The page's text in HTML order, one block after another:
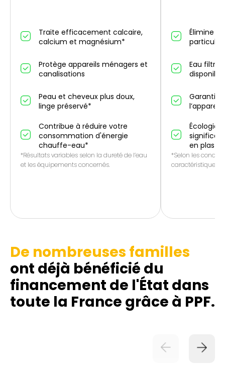
Traite efficacement calcaire,
calcium et magnésium*
Protège appareils ménagers et
canalisations
Peau et cheveux plus doux,
linge préservé*
Contribue à réduire votre
consommation d'énergie
chauffe-eau*
*Résultats variables selon la dureté de l’eau
et les équipements concernés.
Élimine
Eau
Garantie
l’appareil
en
*Selon les
caractéristiques
De nombreuses familles
ont déjà bénéficié du
financement de l'État dans
toute la France grâce à PPF.